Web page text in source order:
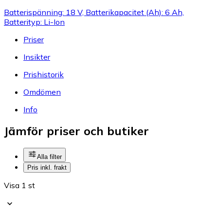
Batterispänning: 18 V, Batterikapacitet (Ah): 6 Ah,
Batterityp: Li-Ion
Priser
Insikter
Prishistorik
Omdömen
Info
Jämför priser och butiker
Alla filter
Pris inkl. frakt
Visa 1 st